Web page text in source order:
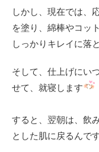
しかし、現在では、
を塗り、綿棒やコッ
しっかりキレイに落
そして、仕上げにい
せて、就寝します
すると、翌朝は、飲
とした肌に戻るんで